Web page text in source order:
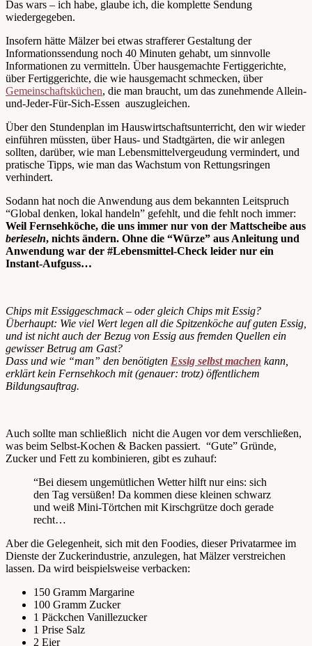
Das wars – ich habe, glaube ich, die komplette Sendung
wiedergegeben.
Insofern hätte Mälzer bei etwas strafferer Gestaltung der
Informationssendung noch 40 Minuten gehabt, um sinnvolle
Informationen zu vermitteln. Über hausgemachte Fertiggerichte,
über Fertiggerichte, die wie hausgemacht schmecken, über
Gemeinschaftsküchen, die man braucht, um das zunehmende Allein-
und-Jeder-Für-Sich-Essen auszugleichen.
Über den Stundenplan im Hauswirtschaftsunterricht, den wir wieder
einführen müssten, über Haus- und Stadtgärten, die wir anlegen
sollten, darüber, wie man Lebensmittelvergeudung vermindert, und
pratische Tipps, wie man das Wachstum von Rettungsringen
verhindert.
Sodann hat noch die Anwendung aus dem bekannten Leitspruch
“Global denken, lokal handeln” gefehlt, und die fehlt noch immer:
Weil Fernsehköche, die uns immer nur von der Mattscheibe aus
berieseln, nichts ändern. Ohne die “Würze” aus Anleitung und
Anwendung war der #Lebensmittel-Check leider nur ein
Instant-Aufguss…
Chips mit Essiggeschmack – oder gleich Chips mit Essig?
Überhaupt: Wie viel Wert legen all die Spitzenköche auf guten Essig,
und ist nicht auch der Bezug von Essig aus fremden Quellen ein
gewisser Betrug am Gast?
Dass und wie “man” den benötigten Essig selbst machen kann,
erklärt kein Fernsehkoch mit (genauer: trotz) öffentlichem
Bildungsauftrag.
Auch sollte man schließlich nicht die Augen vor dem verschließen,
was beim Selbst-Kochen & Backen passiert. “Gute” Gründe,
Zucker und Fett zu kombinieren, gibt es zuhauf:
“Bei diesem ungemütlichen Wetter hilft nur eins: sich
den Tag versüßen! Da kommen diese kleinen schwarz
und weiß Mini-Törtchen mit Kirschgrütze doch gerade
recht…
Aber die Gelegenheit, sich mit den Foodies, dieser Privatarmee im
Dienste der Zuckerindustrie, anzulegen, hat Mälzer verstreichen
lassen. Da wird beispielsweise verbacken:
150 Gramm Margarine
100 Gramm Zucker
1 Päckchen Vanillezucker
1 Prise Salz
2 Eier